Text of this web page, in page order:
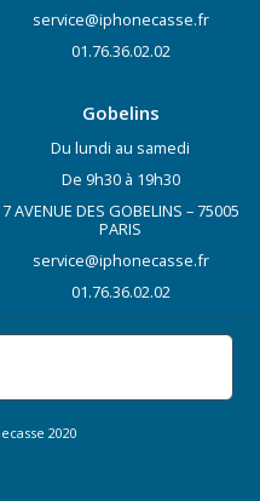
service@iphonecasse.fr
01.76.36.02.02
Gobelins
Du lundi au samedi
De 9h30 à 19h30
7 AVENUE DES GOBELINS – 75005
PARIS
service@iphonecasse.fr
01.76.36.02.02
2020